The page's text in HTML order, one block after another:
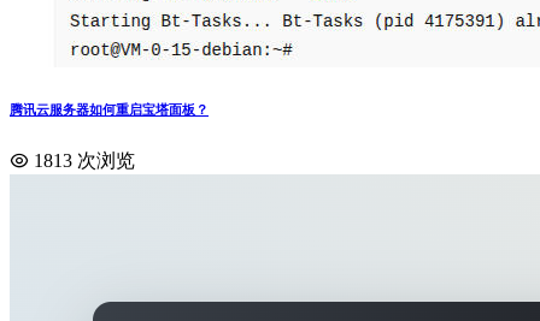
腾讯云服务器如何重启宝塔面板？
1813 次浏览